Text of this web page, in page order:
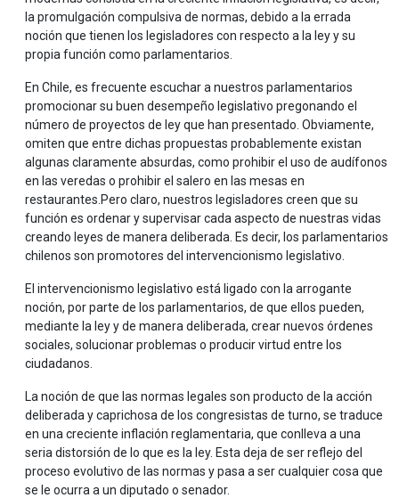
la promulgación compulsiva de normas, debido a la errada
noción que tienen los legisladores con respecto a la ley y su
propia función como parlamentarios.
En Chile, es frecuente escuchar a nuestros parlamentarios
promocionar su buen desempeño legislativo pregonando el
número de proyectos de ley que han presentado. Obviamente,
omiten que entre dichas propuestas probablemente existan
algunas claramente absurdas, como prohibir el uso de audífonos
en las veredas o prohibir el salero en las mesas en
restaurantes.Pero claro, nuestros legisladores creen que su
función es ordenar y supervisar cada aspecto de nuestras vidas
creando leyes de manera deliberada. Es decir, los parlamentarios
chilenos son promotores del intervencionismo legislativo.
El intervencionismo legislativo está ligado con la arrogante
noción, por parte de los parlamentarios, de que ellos pueden,
mediante la ley y de manera deliberada, crear nuevos órdenes
sociales, solucionar problemas o producir virtud entre los
ciudadanos.
La noción de que las normas legales son producto de la acción
deliberada y caprichosa de los congresistas de turno, se traduce
en una creciente inflación reglamentaria, que conlleva a una
seria distorsión de lo que es la ley. Esta deja de ser reflejo del
proceso evolutivo de las normas y pasa a ser cualquier cosa que
se le ocurra a un diputado o senador.